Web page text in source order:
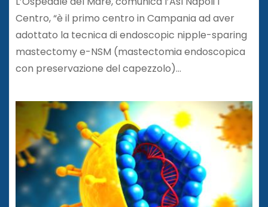
Centro, “è il primo centro in Campania ad aver
adottato la tecnica di endoscopic nipple-sparing
mastectomy e-NSM (mastectomia endoscopica
con preservazione del capezzolo)…